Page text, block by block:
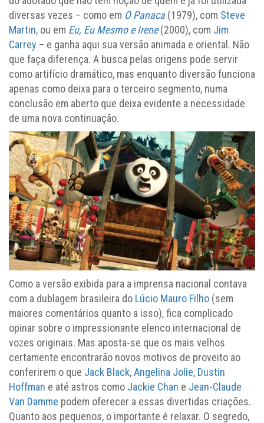
diversas vezes – como em O Panaca (1979), com Steve
Martin, ou em Eu, Eu Mesmo e Irene (2000), com Jim
Carrey – e ganha aqui sua versão animada e oriental. Não
que faça diferença. A busca pelas origens pode servir
como artifício dramático, mas enquanto diversão funciona
apenas como deixa para o terceiro segmento, numa
conclusão em aberto que deixa evidente a necessidade
de uma nova continuação.
Como a versão exibida para a imprensa nacional contava
com a dublagem brasileira do Lúcio Mauro Filho (sem
maiores comentários quanto a isso), fica complicado
opinar sobre o impressionante elenco internacional de
vozes originais. Mas aposta-se que os mais velhos
certamente encontrarão novos motivos de proveito ao
conferirem o que Jack Black,Angelina Jolie, Dustin
Hoffman e até astros como Jackie Chan e Jean-Claude
Van Damme podem oferecer a essas divertidas criações.
Quanto aos pequenos, o importante é relaxar. O segredo,